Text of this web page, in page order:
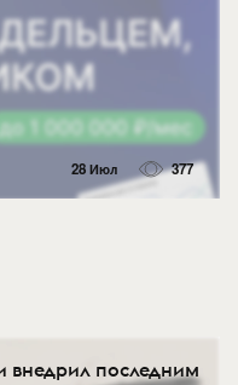
28 Июл 377
внедрил последним